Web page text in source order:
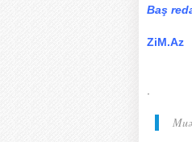
Baş
ZiM.Az